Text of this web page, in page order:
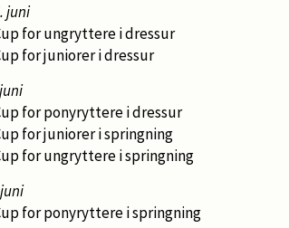
juni
for ungryttere i dressur
for juniorer i dressur
for ponyryttere i dressur
for juniorer i springning
for ungryttere i springning
for ponyryttere i springning